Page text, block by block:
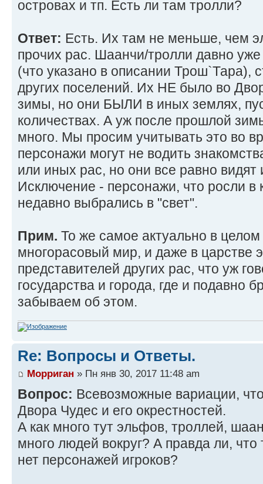
островах и тп. Есть ли там тролли?
Ответ: Есть. Их там не меньше, чем
прочих рас. Шаанчи/тролли давно
(что указано в описании Трош`Тара),
других поселений. Их НЕ было во
зимы, но они БЫЛИ в иных землях,
количествах. А уж после прошлой
много. Мы просим учитывать это во
персонажи могут не водить
или иных рас, но они все равно видят
Исключение - персонажи, что росли в
недавно выбрались в "свет".
Прим. То же самое актуально в
многорасовый мир, и даже в царстве
представителей других рас, что уж
государства и города, где и подавно
забываем об этом.
Re: Вопросы и Ответы.
Морриган » Пн янв 30, 2017 11:48 am
Вопрос: Всевозможные вариации,
Двора Чудес и его окрестностей.
А как много тут эльфов, троллей,
много людей вокруг? А правда ли,
нет персонажей игроков?